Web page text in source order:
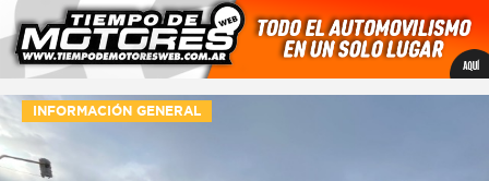
INFORMACIÓN GENERAL